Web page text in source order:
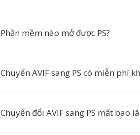
Phần mềm nào mở được PS?
Chuyển AVIF sang PS có miễn phí
Chuyển đổi AVIF sang PS mất bao